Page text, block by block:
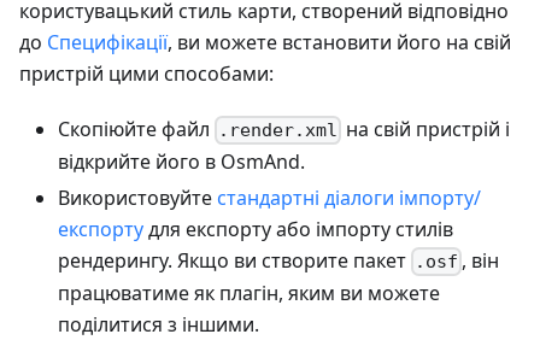
користувацький стиль карти, створений відповідно
до Специфікації, ви можете встановити його на свій
пристрій цими способами:
Скопіюйте файл .render.xml на свій пристрій і
відкрийте його в OsmAnd.
Використовуйте стандартні діалоги імпорту/
експортудля експорту або імпорту стилів
рендерингу. Якщо ви створите пакет .osf , він
працюватиме як плагін, яким ви можете
поділитися з іншими.